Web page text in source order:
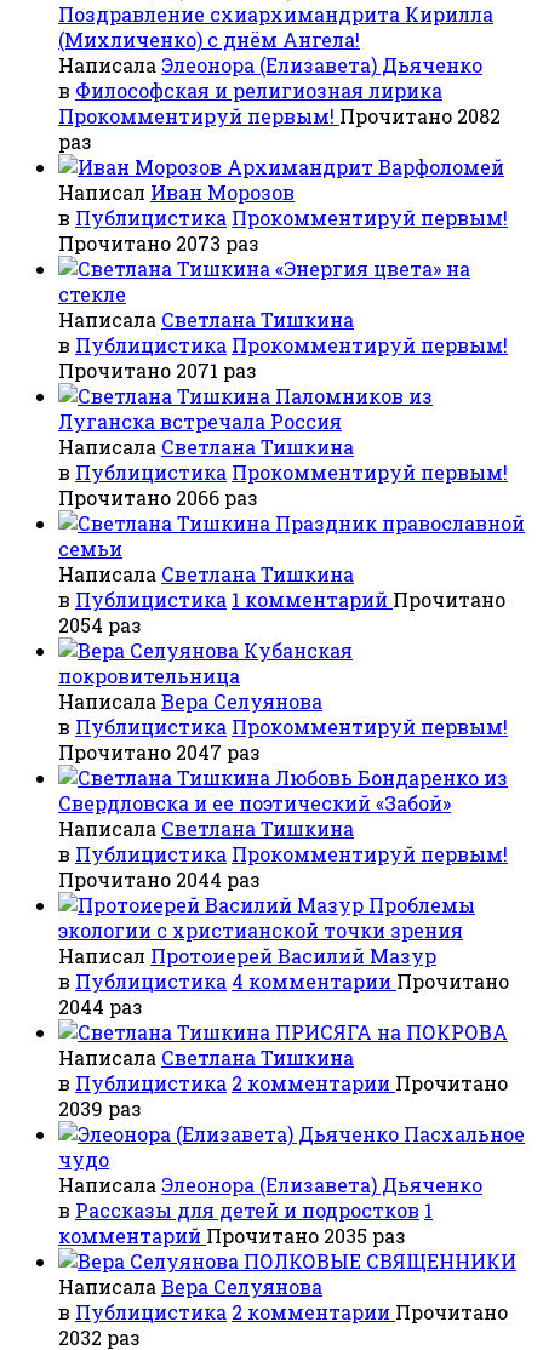
Поздравление схиархимандрита Кирилла
(Михличенко) с днём Ангела!
Написала Элеонора (Елизавета) Дьяченко
в Философская и религиозная лирика
Прокомментируй первым! Прочитано 2082
раз
Архимандрит Варфоломей
Написал Иван Морозов
в Публицистика Прокомментируй первым!
Прочитано 2073 раз
«Энергия цвета» на
стекле
Написала Светлана Тишкина
в Публицистика Прокомментируй первым!
Прочитано 2071 раз
Паломников из
Луганска встречала Россия
Написала Светлана Тишкина
в Публицистика Прокомментируй первым!
Прочитано 2066 раз
Праздник православной
семьи
Написала Светлана Тишкина
в Публицистика 1 комментарий Прочитано
2054 раз
Кубанская
покровительница
НаписалаВера Селуянова
в Публицистика Прокомментируй первым!
Прочитано 2047 раз
Любовь Бондаренко из
Свердловска и ее поэтический «Забой»
Написала Светлана Тишкина
в Публицистика Прокомментируй первым!
Прочитано 2044 раз
Проблемы
экологии с христианской точки зрения
Написал Протоиерей Василий Мазур
в Публицистика 4 комментарии Прочитано
2044 раз
ПРИСЯГА на ПОКРОВА
Написала Светлана Тишкина
в Публицистика 2 комментарии Прочитано
2039 раз
Пасхальное
чудо
Написала Элеонора (Елизавета) Дьяченко
в Рассказы для детей и подростков 1
комментарий Прочитано 2035 раз
ПОЛКОВЫЕ СВЯЩЕННИКИ
НаписалаВера Селуянова
в Публицистика 2 комментарии Прочитано
2032 раз